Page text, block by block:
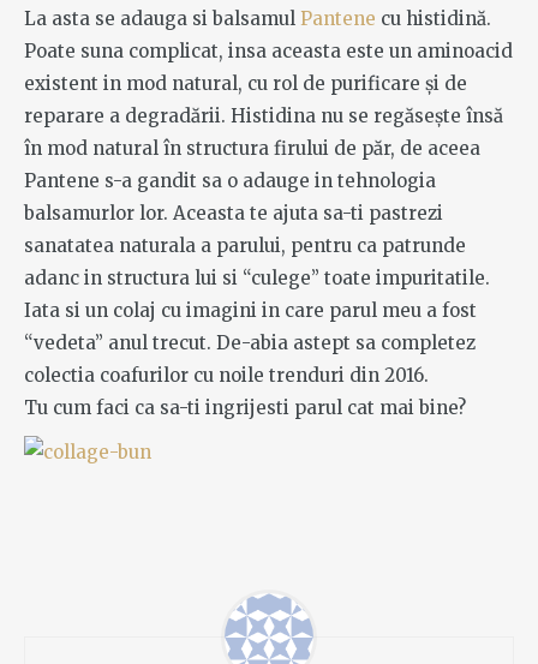
La asta se adauga si balsamul Pantene cu histidină.
Poate suna complicat, insa aceasta este un aminoacid
existent in mod natural, cu rol de purificare și de
reparare a degradării. Histidina nu se regăsește însă
în mod natural în structura firului de păr, de aceea
Pantene s-a gandit sa o adauge in tehnologia
balsamurlor lor. Aceasta te ajuta sa-ti pastrezi
sanatatea naturala a parului, pentru ca patrunde
adanc in structura lui si “culege” toate impuritatile.
Iata si un colaj cu imagini in care parul meu a fost
“vedeta” anul trecut. De-abia astept sa completez
colectia coafurilor cu noile trenduri din 2016.
Tu cum faci ca sa-ti ingrijesti parul cat mai bine?